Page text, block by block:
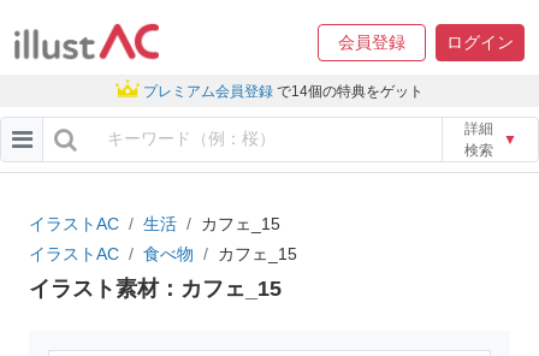
会員登録 ログイン
プレミアム会員登録 で14個の特典をゲット
詳細
検索
▼
イラストAC 生活
カフェ_15
イラストAC
食べ物 カフェ_15
イラスト素材：カフェ_15